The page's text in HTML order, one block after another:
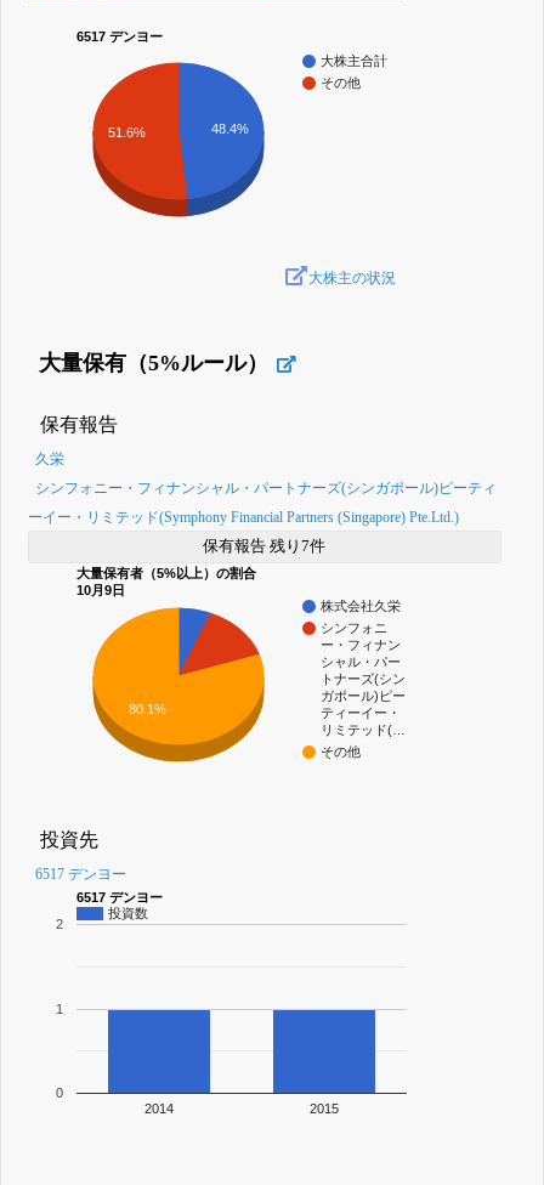
6517 デンヨー
大株主合計
その他
48.4%
51.6%
大株主の状況
大量保有（5%ルール）
保有報告
久栄
シンフォニー・フィナンシャル・パートナーズ(シンガポール)ピーティ
ーイー・リミテッド(Symphony Financial Partners (Singapore) Pte.Ltd.)
保有報告 残り7件
大量保有者（5%以上）の割合
10月9日
株式会社久栄
シンフォニ
ー・フィナン
シャル・パー
トナーズ(シン
ガポール)ピー
ティーイー・
リミテッド(…
その他
80.1%
投資先
6517 デンヨー
6517 デンヨー
投資数
2014 2015
0
1
2